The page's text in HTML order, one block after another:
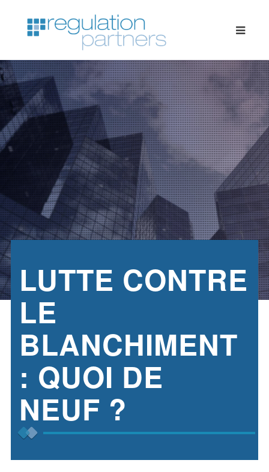
LUTTE CONTRE
LE
BLANCHIMENT
: QUOI DE
NEUF ?